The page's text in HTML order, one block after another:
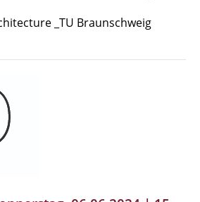
_TU Braunschweig